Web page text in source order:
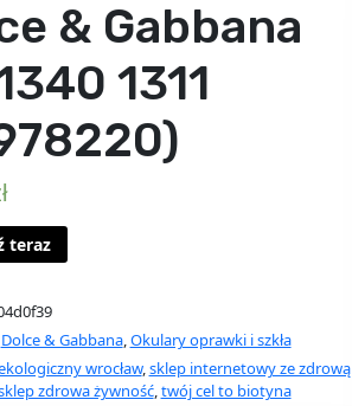
& Gabbana
1311
teraz
Dolce & Gabbana,Okulary oprawki i szkła
wrocław,sklep internetowy ze zdrową
zdrowa żywność,twój cel to biotyna